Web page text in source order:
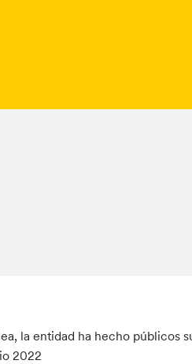
la entidad ha hecho públicos
2022